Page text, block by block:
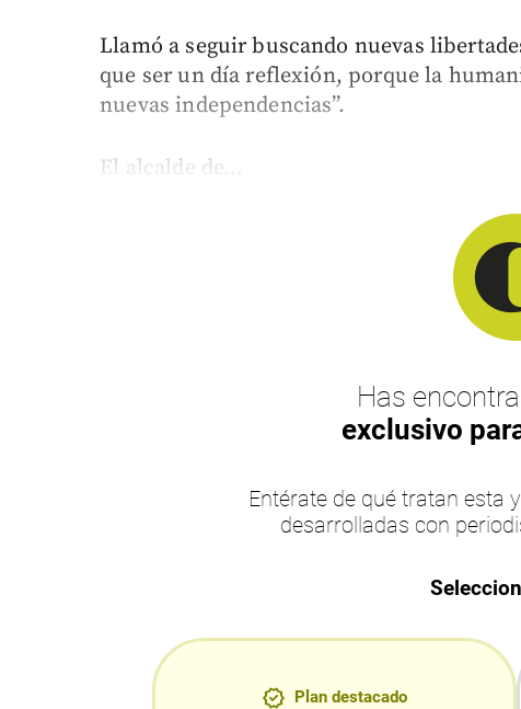
Llamó a seguir buscando nuevas
que ser un día reflexión, porque la
nuevas independencias”.
El alcalde de...
Has
exclusivo
Entérate de qué tratan esta
desarrolladas con
Plan destacado